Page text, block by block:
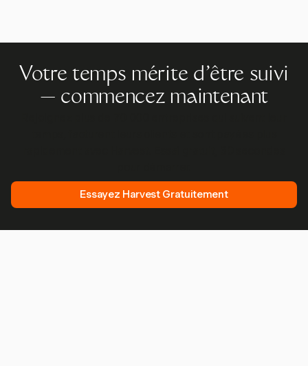
Votre temps mérite d'être suivi
— commencez maintenant
Essayez Harvest Gratuitement